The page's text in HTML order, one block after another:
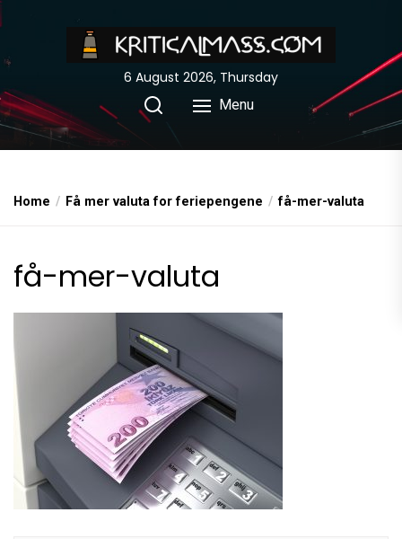
Skip
to
the
6 August 2026, Thursday
Menu
Home Få mer valuta for feriepengene få-mer-valuta
få-mer-valuta